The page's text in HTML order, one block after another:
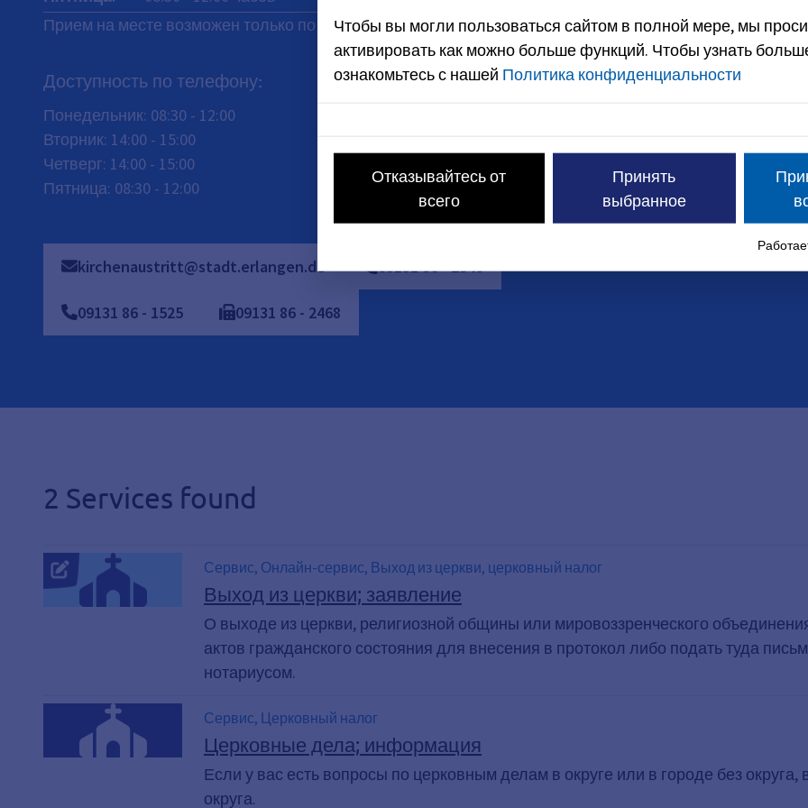
Прием на месте возможен только по предварительной записи.
Доступность по телефону:
Понедельник: 08:30 - 12:00
Вторник: 14:00 - 15:00
Четверг: 14:00 - 15:00
Пятница: 08:30 - 12:00
kirchenaustritt@stadt.erlangen.de 0913186-2540
09131 86 - 1525 09131 86 - 2468
2 Services found
Сервис, Онлайн-сервис, Выход из церкви, церковный налог
Выход из церкви; заявление
О выходе из церкви, религиозной общины или мировоззренческого
актов гражданского состояния для внесения в протокол либо подать туда
нотариусом.
Сервис, Церковный налог
Церковные дела; информация
Если у вас есть вопросы по церковным делам в округе или в городе без
округа.
Чтобы вы могли пользоваться сайтом в полной мере, мы
активировать как можно больше функций. Чтобы узнать
ознакомьтесь с нашей Политика конфиденциальности
Отказывайтесь от
всего
Принять
выбранное